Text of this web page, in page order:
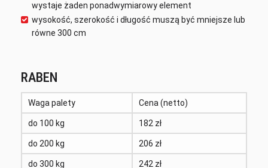
wystaje żaden ponadwymiarowy element
wysokość, szerokość i długość muszą być mniejsze lub
równe 300 cm
RABEN
Waga palety Cena (netto)
do 100 kg 182 zł
do 200 kg 206 zł
do 300 kg 242 zł